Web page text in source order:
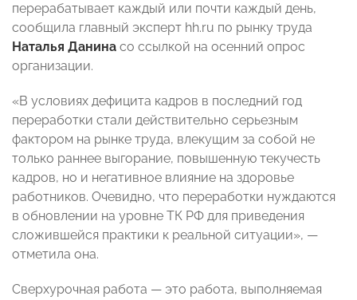
перерабатывает каждый или почти каждый день,
сообщила главный эксперт hh.ru по рынку труда
Наталья Данина со ссылкой на осенний опрос
организации.
«В условиях дефицита кадров в последний год
переработки стали действительно серьезным
фактором на рынке труда, влекущим за собой не
только раннее выгорание, повышенную текучесть
кадров, но и негативное влияние на здоровье
работников. Очевидно, что переработки нуждаются
в обновлении на уровне ТК РФ для приведения
сложившейся практики к реальной ситуации», —
отметила она.
Сверхурочная работа — это работа, выполняемая